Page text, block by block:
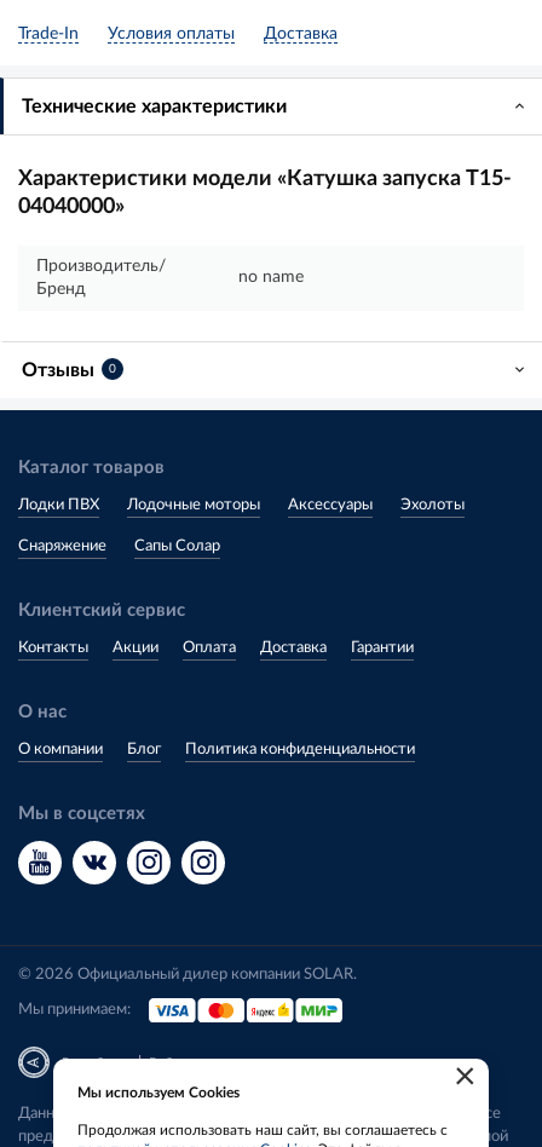
Trade-In Условия оплаты Доставка
Технические характеристики
Характеристики модели «Катушка запуска T15-
04040000»
Производитель/
Бренд
no name
Отзывы 0
Каталог товаров
Лодки ПВХ Лодочные моторы Аксессуары Эхолоты
Снаряжение Сапы Солар
Клиентский сервис
Контакты Акции Оплата Доставка Гарантии
О нас
О компании Блог Политика конфиденциальности
Мы в соцсетях
© 2026 Официальный дилер компании SOLAR.
Мы принимаем:
Разработка|Веб-аналитика
Данный сайт носит исключительно информационный характер. Все
представленные предложения не являются офертой, определяемой
×
Мы используем Cookies
Продолжая использовать наш сайт, вы соглашаетесь с